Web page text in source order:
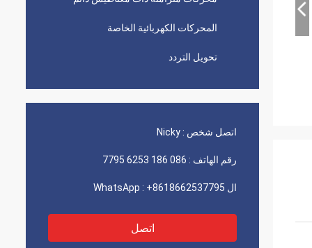
المحركات الكهربائية الخاصة
تحويل التردد
اتصل شخص : Nicky
رقم الهاتف : 086 186 6253 7795
ال WhatsApp : +8618662537795
اتصل